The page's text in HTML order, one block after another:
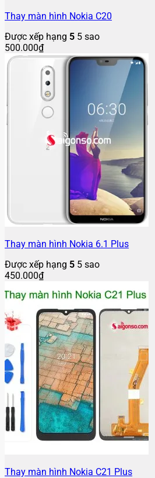
Thay màn hình Nokia C20
Được xếp hạng 5 5 sao
500.000₫
Thay màn hình Nokia 6.1 Plus
Được xếp hạng 5 5 sao
450.000₫
Thay màn hình Nokia C21 Plus